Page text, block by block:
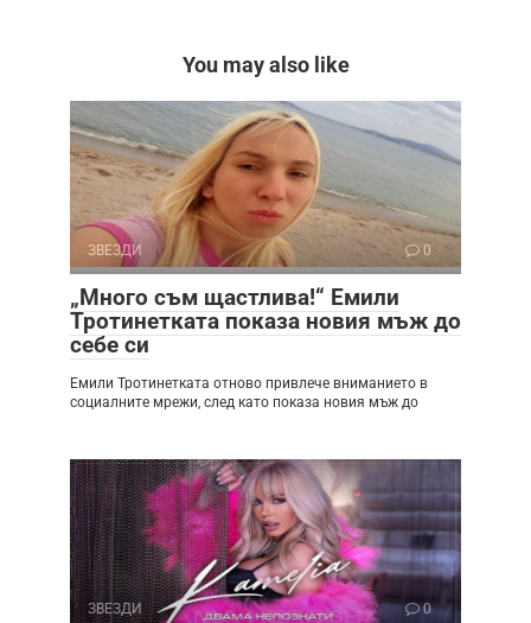
You may also like
ЗВЕЗДИ 0
„Много съм щастлива!“ Емили
Тротинетката показа новия мъж до
себе си
Емили Тротинетката отново привлече вниманието в
социалните мрежи, след като показа новия мъж до
ЗВЕЗДИ 0